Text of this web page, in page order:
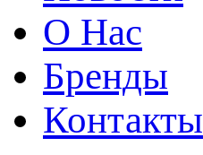
О Нас
Бренды
Контакты